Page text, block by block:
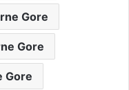
Gore
Gore
Gore